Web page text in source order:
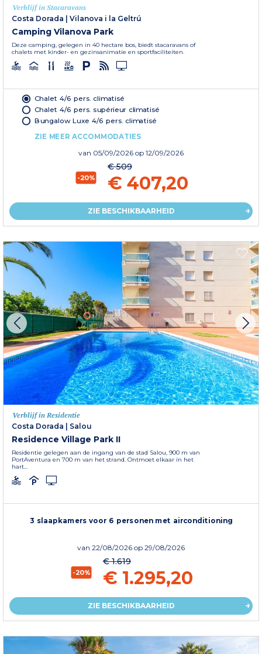
Verblijf in Stacaravans
Costa Dorada
Vilanova i la Geltrú
Camping Vilanova Park
Deze camping, gelegen in 40 hectare bos, biedt stacaravans of
chalets met kinder- en gezinsanimatie en sportfaciliteiten.
Chalet 4/6 pers. climatisé
Chalet 4/6 pers. supérieur climatisé
Bungalow Luxe 4/6 pers. climatisé
ZIE MEER ACCOMMODATIES
van 05/09/2026 op 12/09/2026
-20%
€ 509
€ 407,20
ZIE BESCHIKBAARHEID
Verblijf in Residentie
Costa Dorada
Salou
Residence Village Park II
Residentie gelegen aan de ingang van de stad Salou, 900 m van
PortAventura en 700 m van het strand. Ontmoet elkaar in het
hart...
3 slaapkamers voor 6 personen met airconditioning
van 22/08/2026 op 29/08/2026
-20%
€ 1.619
€ 1.295,20
ZIE BESCHIKBAARHEID